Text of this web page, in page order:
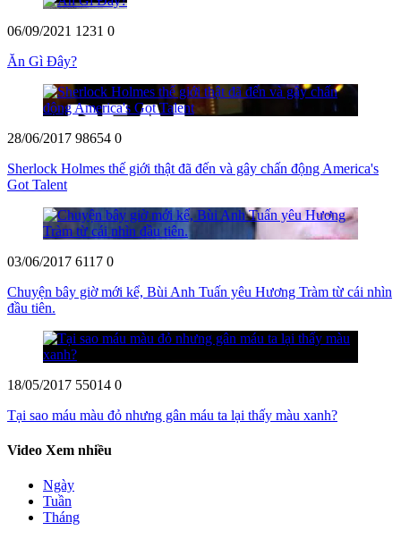
06/09/2021 1231 0
Ăn Gì Đây?
28/06/2017 98654 0
Sherlock Holmes thế giới thật đã đến và gây chấn động America's
Got Talent
03/06/2017 6117 0
Chuyện bây giờ mới kể, Bùi Anh Tuấn yêu Hương Tràm từ cái nhìn
đầu tiên.
18/05/2017 55014 0
Tại sao máu màu đỏ nhưng gân máu ta lại thấy màu xanh?
Video Xem nhiều
Ngày
Tuần
Tháng